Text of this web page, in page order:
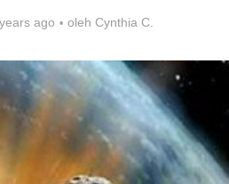
ago oleh Cynthia C.